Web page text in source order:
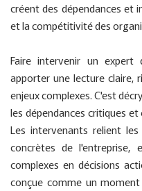
créent des dépendances et
et la compétitivité des
Faire intervenir un expert
apporter une lecture claire,
enjeux complexes. C'est
les dépendances critiques
Les intervenants relient
concrètes de l'entreprise,
complexes en décisions
conçue comme un